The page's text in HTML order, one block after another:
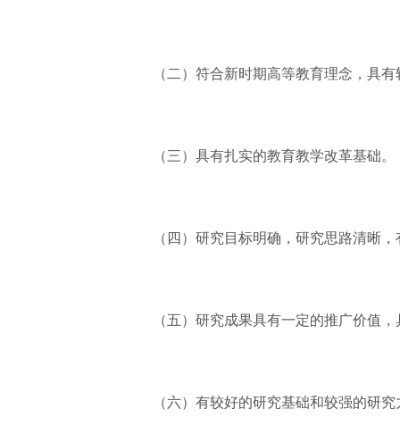
（二）符合新时期高等教育理念，具
（三）具有扎实的教育教学改革基础。
（四）研究目标明确，研究思路清晰
（五）研究成果具有一定的推广价值
（六）有较好的研究基础和较强的研